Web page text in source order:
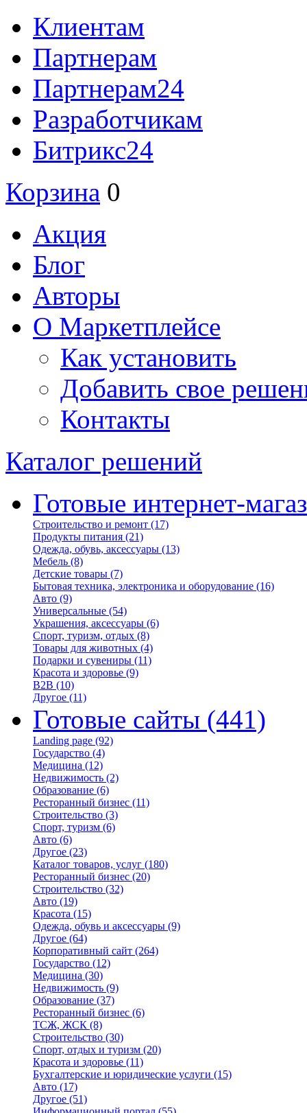
Клиентам
Партнерам
Партнерам24
Разработчикам
Битрикс24
Корзина 0
Акция
Блог
Авторы
О Маркетплейсе
Как установить
Добавить свое
Контакты
Каталог решений
Готовые интернет-
Строительство и ремонт (17)
Продукты питания (21)
Одежда, обувь, аксессуары (13)
Мебель (8)
Детские товары (7)
Бытовая техника, электроника и оборудование (16)
Авто (9)
Универсальные (54)
Украшения, аксессуары (6)
Спорт, туризм, отдых (8)
Товары для животных (4)
Подарки и сувениры (11)
Красота и здоровье (9)
B2B (10)
Другое (11)
Готовые сайты (441)
Landing page (92)
Государство (4)
Медицина (12)
Недвижимость (2)
Образование (6)
Ресторанный бизнес (11)
Строительство (3)
Спорт, туризм (6)
Авто (6)
Другое (23)
Каталог товаров, услуг (180)
Ресторанный бизнес (20)
Строительство (32)
Авто (19)
Красота (15)
Одежда, обувь и аксессуары (9)
Другое (64)
Корпоративный сайт (264)
Государство (12)
Медицина (30)
Недвижимость (9)
Образование (37)
Ресторанный бизнес (6)
ТСЖ, ЖСК (8)
Строительство (30)
Спорт, отдых и туризм (20)
Красота и здоровье (11)
Бухгалтерские и юридические услуги (15)
Авто (17)
Другое (51)